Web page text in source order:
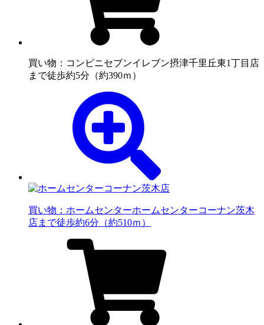
買い物：コンビニセブンイレブン摂津千里丘東1丁目店
まで徒歩約5分（約390ｍ）
買い物：ホームセンターホームセンターコーナン茨木
店まで徒歩約6分（約510ｍ）